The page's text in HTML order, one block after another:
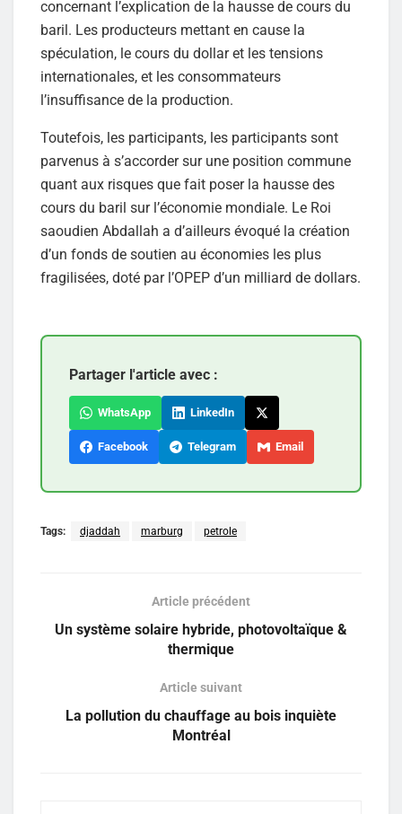
concernant l’explication de la hausse de cours du
baril. Les producteurs mettant en cause la
spéculation, le cours du dollar et les tensions
internationales, et les consommateurs
l’insuffisance de la production.
Toutefois, les participants, les participants sont
parvenus à s’accorder sur une position commune
quant aux risques que fait poser la hausse des
cours du baril sur l’économie mondiale. Le Roi
saoudien Abdallah a d’ailleurs évoqué la création
d’un fonds de soutien au économies les plus
fragilisées, doté par l’OPEP d’un milliard de dollars.
Partager l'article avec :
WhatsApp LinkedIn
Facebook Telegram Email
Tags: djaddah marburg petrole
Article précédent
Un système solaire hybride, photovoltaïque &
thermique
Article suivant
La pollution du chauffage au bois inquiète
Montréal